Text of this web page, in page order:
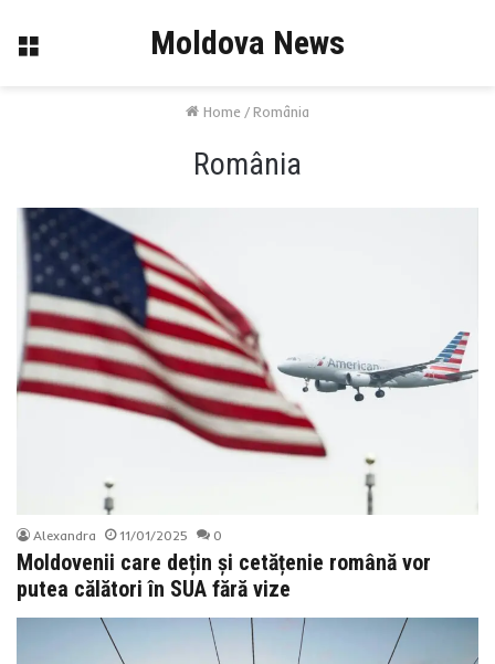
Menu Moldova News
Home /România
România
Alexandra 11/01/2025 0
Moldovenii care dețin și cetățenie română vor
putea călători în SUA fără vize